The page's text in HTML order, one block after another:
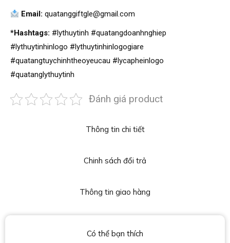
Thông tin chi tiết
Chinh sách đổi trả
Thông tin giao hàng
Email: quatanggiftgle@gmail.com
*Hashtags: #lythuytinh #quatangdoanhnghiep
#lythuytinhinlogo #lythuytinhinlogogiare
#quatangtuychinhtheoyeucau #lycapheinlogo
#quatanglythuytinh
Đánh giá product
Có thể bạn thích